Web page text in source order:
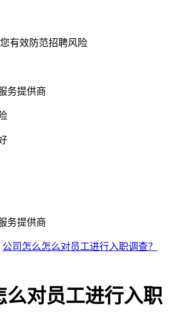
有效防范招聘风险
务提供商
务提供商
公司怎么怎么对员工进行入职调查？
么对员工进行入职